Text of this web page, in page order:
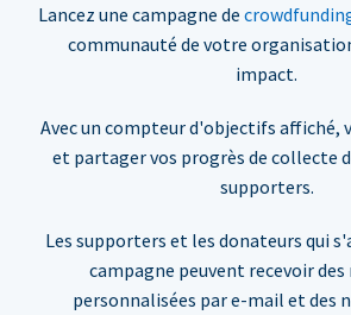
Lancez une campagne de
communauté de votre
impact.
Avec un compteur d'objectifs affiché,
et partager vos progrès de collecte
supporters.
Les supporters et les donateurs qui
campagne peuvent recevoir des
personnalisées par e-mail et des